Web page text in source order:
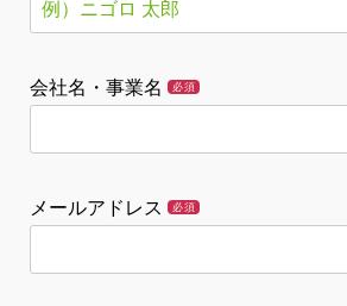
会社名・事業名 必須
メールアドレス 必須